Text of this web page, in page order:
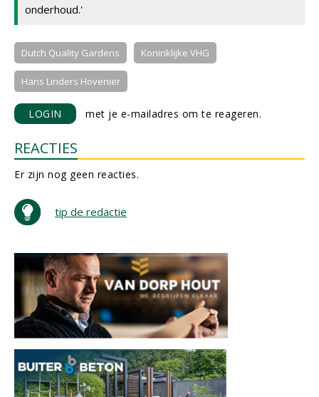
onderhoud.'
Dutch Quality Gardens Koninklijke VHG
Hans Linders Hovenier
LOGIN met je e-mailadres om te reageren.
REACTIES
Er zijn nog geen reacties.
tip de redactie